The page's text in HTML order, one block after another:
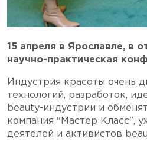
15 апреля в Ярославле, в
научно-практическая
Индустрия красоты очень
технологий, разработок,
beauty-индустрии и
компания "Мастер Класс",
деятелей и активистов